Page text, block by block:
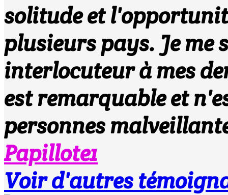
solitude et
plusieurs pays. Je me
interlocuteur à mes
est remarquable et
personnes
Papillote1
Voir d'autres